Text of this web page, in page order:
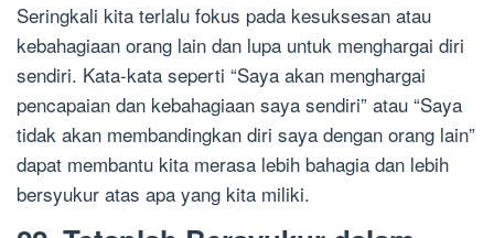
Seringkali kita terlalu fokus pada kesuksesan atau
kebahagiaan orang lain dan lupa untuk menghargai diri
sendiri. Kata-kata seperti “Saya akan menghargai
pencapaian dan kebahagiaan saya sendiri” atau “Saya
tidak akan membandingkan diri saya dengan orang lain”
dapat membantu kita merasa lebih bahagia dan lebih
bersyukur atas apa yang kita miliki.